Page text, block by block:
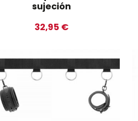
sujeción
32,95 €